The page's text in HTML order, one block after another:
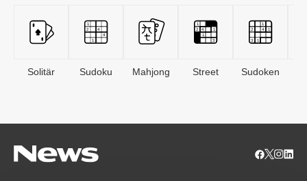
Solitär Sudoku Mahjong Street Sudoken